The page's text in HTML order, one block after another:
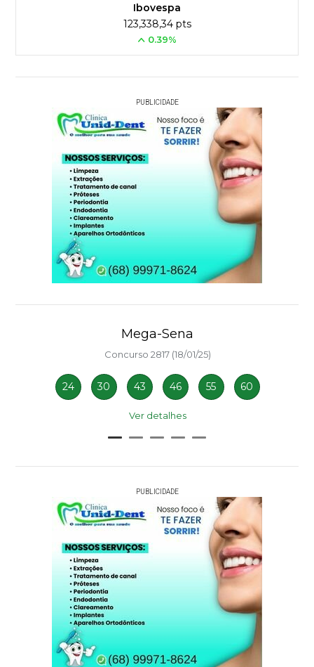
Ibovespa
123,338,34 pts
0.39%
PUBLICIDADE
Mega-Sena
Concurso 2817 (18/01/25)
24 30 43 46 55 60
Ver detalhes
PUBLICIDADE